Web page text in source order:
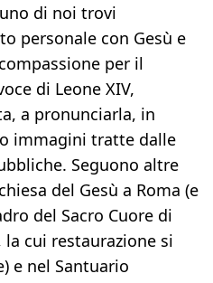
di noi trovi
personale con Gesù e
per il
di Leone XIV,
a pronunciarla, in
immagini tratte dalle
Seguono altre
del Gesù a Roma (e
del Sacro Cuore di
cui restaurazione si
e nel Santuario